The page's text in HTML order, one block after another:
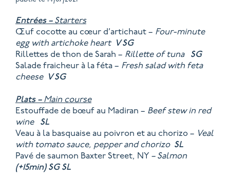
Entrées – Starters
Œuf cocotte au cœur d’artichaut – Four-minute
egg with artichoke heart VSG
Rillettes de thon de Sarah – Rillette of tuna SG
Salade fraicheur à la féta – Fresh salad with feta
cheese VSG
Plats – Main course
Estouffade de bœuf au Madiran – Beef stew in red
wine SL
Veau à la basquaise au poivron et au chorizo – Veal
with tomato sauce, pepper and chorizo SL
Pavé de saumon Baxter Street, NY – Salmon
(+15min) SGSL